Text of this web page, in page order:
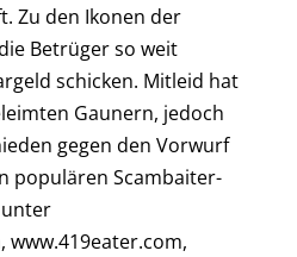
Zu den Ikonen der
Betrüger so weit
schicken. Mitleid hat
Gaunern, jedoch
gegen den Vorwurf
populären Scambaiter-
unter
www.419eater.com,